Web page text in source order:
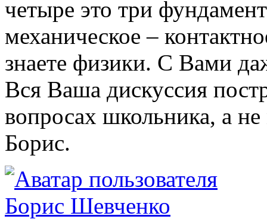
четыре это три
механическое –
знаете физики. С Вами
Вся Ваша дискуссия
вопросах школьника, а
Борис.
Борис Шевченко